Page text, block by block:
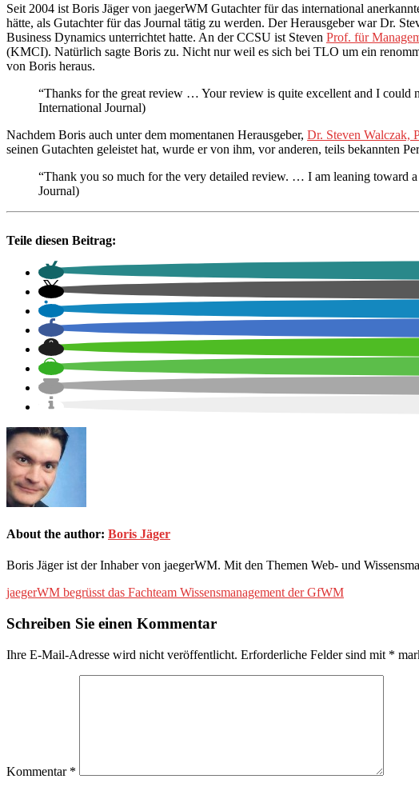
Seit 2004 ist Boris Jäger von jaegerWM Gutachter für das international
hätte, als Gutachter für das Journal tätig zu werden. Der Herausgeber war Dr.
Business Dynamics unterrichtet hatte. An der CCSU ist Steven Prof. für
(KMCI). Natürlich sagte Boris zu. Nicht nur weil es sich bei TLO um ein
von Boris heraus.
“Thanks for the great review … Your review is quite excellent and I could
International Journal)
Nachdem Boris auch unter dem momentanen Herausgeber, Dr. Steven Walczak,
seinen Gutachten geleistet hat, wurde er von ihm, vor anderen, teils bekannten
“Thank you so much for the very detailed review. … I am leaning toward
Journal)
Teile diesen Beitrag:
About the author: Boris Jäger
Boris Jäger ist der Inhaber von jaegerWM. Mit den Themen Web- und
Post
navigation
jaegerWM begrüsst das Fachteam Wissensmanagement der GfWM
Schreiben Sie einen Kommentar
Ihre E-Mail-Adresse wird nicht veröffentlicht. Erforderliche Felder sind mit *
Kommentar *